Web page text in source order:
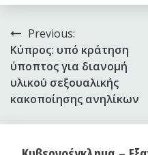
Πλοήγηση
άρθρων
Previous:
Κύπρος: υπό κράτηση
ύποπτος για διανομή
υλικού σεξουαλικής
κακοποίησης ανηλίκων